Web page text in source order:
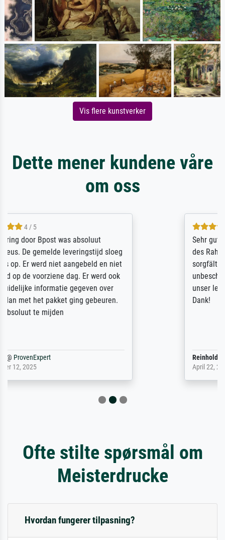
Vis flere kunstverker
Dette mener kundene våre
om oss
Sehr gute Qualität des Leinwanddrucks und
des Rahmens! Unser Bild wurde sehr
sorgfältig und sicher verpackt, so dass es
unbeschadet bei uns ankam. Es wird nicht
unser letzter Meisterdruck sein. Vielen
Dank!
Reinhold,
Ofte stilte spørsmål om
Meisterdrucke
Hvordan fungerer tilpasning?